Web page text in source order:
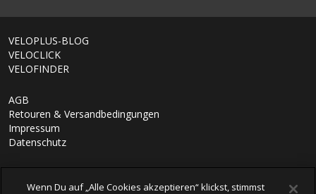
VELOPLUS-BLOG
VELOCLICK
VELOFINDER
AGB
Retouren & Versandbedingungen
Impressum
Datenschutz
Wenn Du auf „Alle Cookies akzeptieren“ klickst, stimmst